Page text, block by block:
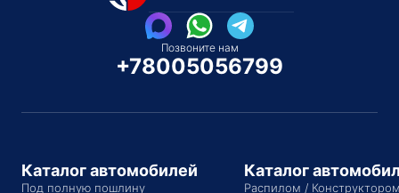
Позвоните нам
+78005056799
Каталог автомобилей
Под полную пошлину
Каталог
Распилом /